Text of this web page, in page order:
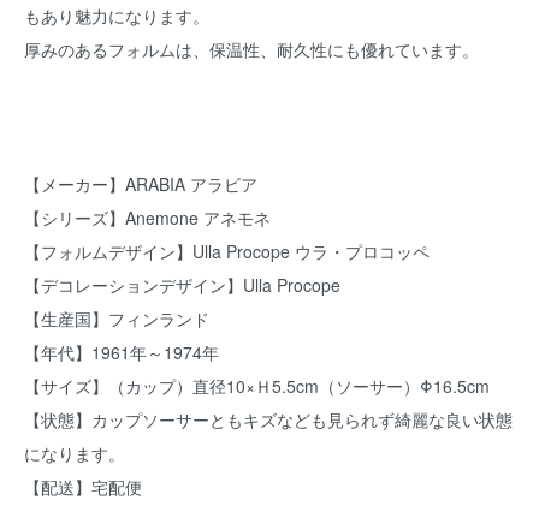
もあり魅力になります。
厚みのあるフォルムは、保温性、耐久性にも優れています。
【メーカー】ARABIA アラビア
【シリーズ】Anemone アネモネ
【フォルムデザイン】Ulla Procope ウラ・プロコッペ
【デコレーションデザイン】Ulla Procope
【生産国】フィンランド
【年代】1961年～1974年
【サイズ】（カップ）直径10×Ｈ5.5cm（ソーサー）Φ16.5cm
【状態】カップソーサーともキズなども見られず綺麗な良い状態
になります。
【配送】宅配便